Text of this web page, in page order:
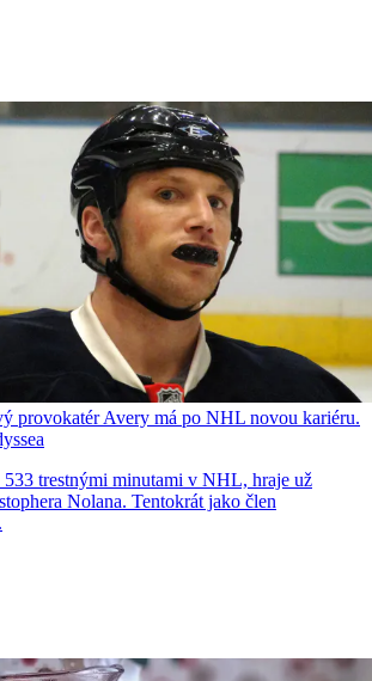
provokatér Avery má po NHL novou kariéru.
533 trestnými minutami v NHL, hraje už
Nolana. Tentokrát jako člen